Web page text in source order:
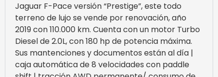
Jaguar F-Pace versión “Prestige”, este todo
terreno de lujo se vende por renovación, año
2019 con 110.000 km. Cuenta con un motor Turbo
Diesel de 2.0L, con 180 hp de potencia máxima.
Sus mantenciones y documentos están al día |
caja automática de 8 velocidades con paddle